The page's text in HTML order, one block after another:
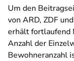
Um den
von ARD, ZDF
erhält fortlaufend
Anzahl der
Bewohneranzahl